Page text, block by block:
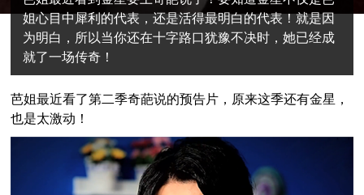
姐心目中犀利的代表，还是活得最明白的代表！就是因
为明白，所以当你还在十字路口犹豫不决时，她已经成
就了一场传奇！
芭姐最近看了第二季奇葩说的预告片，原来这季还有金星，
也是太激动！